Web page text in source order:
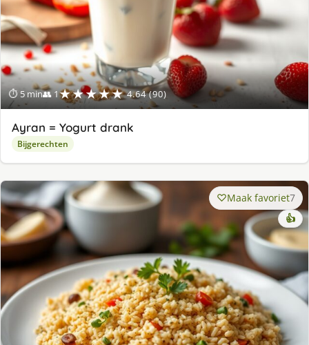
⏱ 5 min👥 1★★★★★ 4.64 (90)
Ayran = Yogurt drank
Bijgerechten
Maak favoriet7
👍